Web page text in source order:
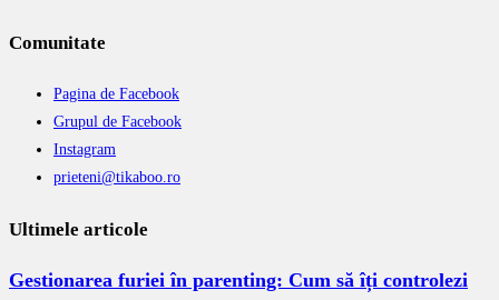
Comunitate
Pagina de Facebook
Grupul de Facebook
Instagram
prieteni@tikaboo.ro
Ultimele articole
Gestionarea furiei în parenting: Cum să îți controlezi